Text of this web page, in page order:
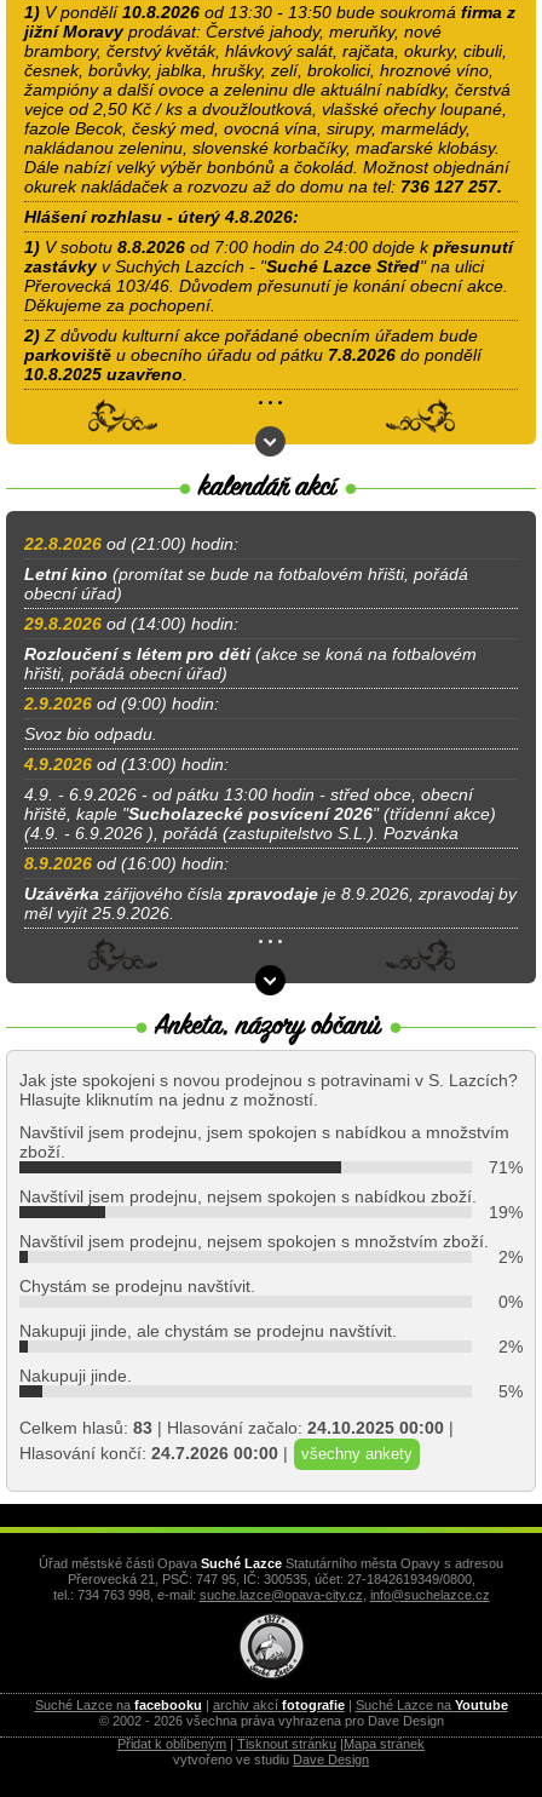
1) V pondělí10.8.2026 od 13:30 - 13:50 bude soukromá firma z
jižní Moravyprodávat: Čerstvé jahody, meruňky, nové
brambory, čerstvý květák, hlávkový salát, rajčata, okurky, cibuli,
česnek, borůvky, jablka, hrušky, zelí, brokolici, hroznové víno,
žampióny a další ovoce a zeleninu dle aktuální nabídky, čerstvá
vejce od 2,50 Kč / ks a dvoužloutková, vlašské ořechy loupané,
fazole Becok, český med, ovocná vína, sirupy, marmelády,
nakládanou zeleninu, slovenské korbačíky, maďarské klobásy.
Dále nabízí velký výběr bonbónů a čokolád. Možnost objednání
okurek nakládaček a rozvozu až do domu na tel: 736 127 257.
Hlášení rozhlasu - úterý 4.8.2026:
1) V sobotu 8.8.2026 od 7:00 hodin do 24:00 dojde kpřesunutí
zastávkyv Suchých Lazcích - "Suché Lazce Střed" na ulici
Přerovecká 103/46. Důvodem přesunutí je konání obecní akce.
Děkujeme za pochopení.
2) Z důvodu kulturní akce pořádané obecním úřadem bude
parkoviště u obecního úřadu od pátku 7.8.2026 do pondělí
10.8.2025 uzavřeno
22.8.2026 od (21:00) hodin:
Letní kino (promítat se bude na fotbalovém hřišti, pořádá
obecní úřad)
29.8.2026 od (14:00) hodin:
Rozloučení s létem pro děti (akce se koná na fotbalovém
hřišti, pořádá obecní úřad)
2.9.2026 od (9:00) hodin:
Svoz bio odpadu.
4.9.2026 od (13:00) hodin:
4.9. - 6.9.2026 - od pátku 13:00 hodin - střed obce, obecní
hřiště, kaple "Sucholazecké posvícení 2026" (třídenní akce)
(4.9. - 6.9.2026 ), pořádá (zastupitelstvo S.L.). Pozvánka
8.9.2026 od (16:00) hodin:
Uzávěrka zářijového čísla zpravodaje je 8.9.2026, zpravodaj by
měl vyjít 25.9.2026.
Jak jste spokojeni s novou prodejnou s potravinami v S. Lazcích?
Hlasujte kliknutím na jednu z možností.
Navštívil jsem prodejnu, jsem spokojen s nabídkou a množstvím
zboží.
71%
Navštívil jsem prodejnu, nejsem spokojen s nabídkou zboží.
19%
Navštívil jsem prodejnu, nejsem spokojen s množstvím zboží.
2%
Chystám se prodejnu navštívit.
0%
Nakupuji jinde, ale chystám se prodejnu navštívit.
2%
Nakupuji jinde.
5%
Celkem hlasů: 83 | Hlasování začalo: 24.10.2025 00:00 |
Hlasování končí: 24.7.2026 00:00 | všechny ankety
Úřad městské části Opava Suché Lazce Statutárního města Opavy s adresou
Přerovecká 21, PSČ: 747 95, IČ: 300535, účet: 27-1842619349/0800,
tel.: 734 763 998, e-mail: suche.lazce@opava-city.cz info@suchelazce.cz
Suché Lazce na facebooku | archiv akcí fotografie| Suché Lazce na Youtube
© 2002 - 2026 všechna práva vyhrazena pro Dave Design
Přidat k oblíbeným | Tisknout stránku |Mapa stránek
vytvořeno ve studiu Dave Design